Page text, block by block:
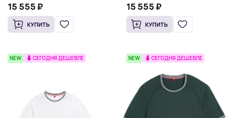
15 555 ₽
КУПИТЬ
15 555 ₽
КУПИТЬ
NEW СЕГОДНЯ ДЕШЕВЛЕ NEW СЕГОДНЯ ДЕШЕВЛЕ